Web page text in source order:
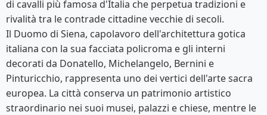
di cavalli più famosa d'Italia che perpetua tradizioni e
rivalità tra le contrade cittadine vecchie di secoli.
Il Duomo di Siena, capolavoro dell'architettura gotica
italiana con la sua facciata policroma e gli interni
decorati da Donatello, Michelangelo, Bernini e
Pinturicchio, rappresenta uno dei vertici dell'arte sacra
europea. La città conserva un patrimonio artistico
straordinario nei suoi musei, palazzi e chiese, mentre le